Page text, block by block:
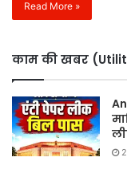
Read More »
काम की खबर